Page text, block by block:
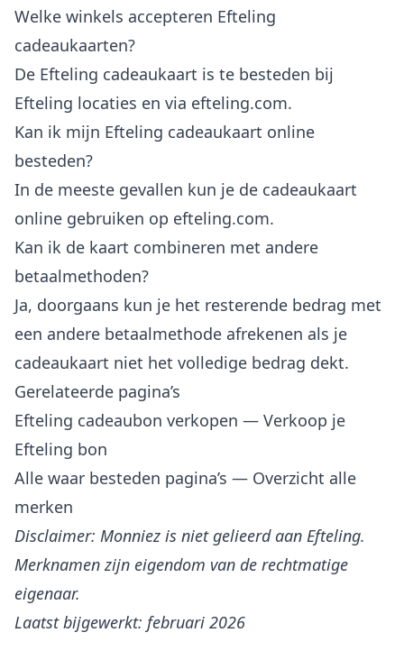
Welke winkels accepteren Efteling
cadeaukaarten?
De Efteling cadeaukaart is te besteden bij
Efteling locaties en via efteling.com.
Kan ik mijn Efteling cadeaukaart online
besteden?
In de meeste gevallen kun je de cadeaukaart
online gebruiken op efteling.com.
Kan ik de kaart combineren met andere
betaalmethoden?
Ja, doorgaans kun je het resterende bedrag met
een andere betaalmethode afrekenen als je
cadeaukaart niet het volledige bedrag dekt.
Gerelateerde pagina’s
Efteling cadeaubon verkopen — Verkoop je
Efteling bon
Alle waar besteden pagina’s — Overzicht alle
merken
Disclaimer: Monniez is niet gelieerd aan Efteling.
Merknamen zijn eigendom van de rechtmatige
eigenaar.
Laatst bijgewerkt: februari 2026